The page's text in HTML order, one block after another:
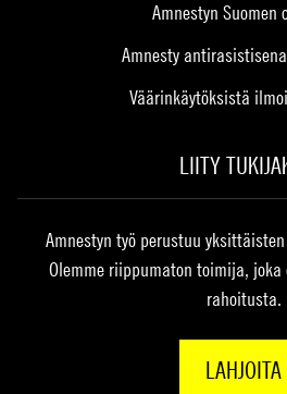
Amnestyn Suomen
Amnesty
Väärinkäytöksistä
LIITY
Amnestyn työ perustuu
Olemme riippumaton toimija,
rahoitusta.
LAHJOITA